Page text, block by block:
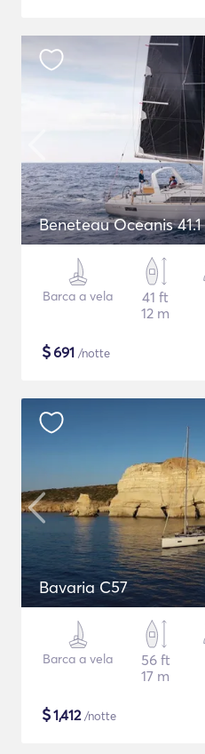
Beneteau Oceanis 41.1
Barca a vela
41 ft
12 m
$691 /notte
Bavaria C57
Barca a vela
56 ft
17 m
$1,412/notte